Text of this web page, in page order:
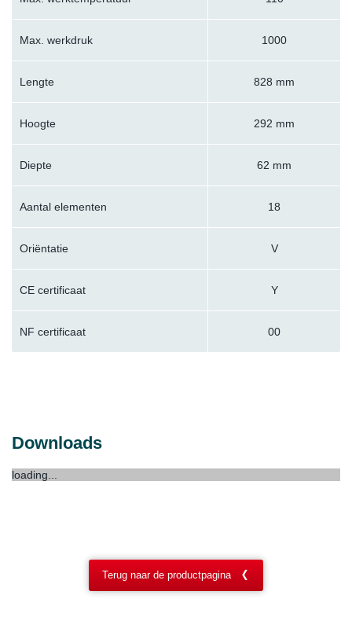
Max. werkdruk 1000
Lengte 828 mm
Hoogte 292 mm
Diepte 62 mm
Aantal elementen 18
Oriëntatie V
CE certificaat Y
NF certificaat 00
Downloads
loading...
Terug naar de productpagina